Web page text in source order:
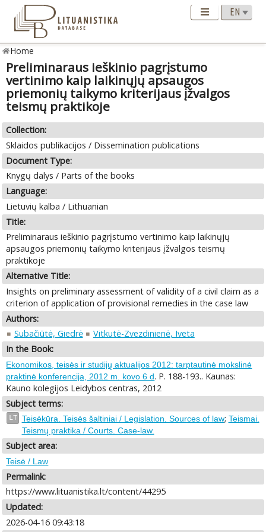
Home
Preliminaraus ieškinio pagrįstumo
vertinimo kaip laikinųjų apsaugos
priemonių taikymo kriterijaus įžvalgos
teismų praktikoje
Collection:
Sklaidos publikacijos / Dissemination publications
Document Type:
Knygų dalys / Parts of the books
Language:
Lietuvių kalba / Lithuanian
Title:
Preliminaraus ieškinio pagrįstumo vertinimo kaip laikinųjų
apsaugos priemonių taikymo kriterijaus įžvalgos teismų
praktikoje
Alternative Title:
Insights on preliminary assessment of validity of a civil claim as a
criterion of application of provisional remedies in the case law
Authors:
Subačiūtė, Giedrė
Vitkutė-Zvezdinienė, Iveta
In the Book:
Ekonomikos, teisės ir studijų aktualijos 2012: tarptautinė mokslinė
praktinė konferencija, 2012 m. kovo 6 d. P. 188-193.. Kaunas:
Kauno kolegijos Leidybos centras, 2012
Subject terms:
LT Teisėkūra. Teisės šaltiniai / Legislation. Sources of law; Teismai.
Teismų praktika / Courts. Case-law.
Subject area:
Teisė / Law
Permalink:
https://www.lituanistika.lt/content/44295
Updated:
2026-04-16 09:43:18